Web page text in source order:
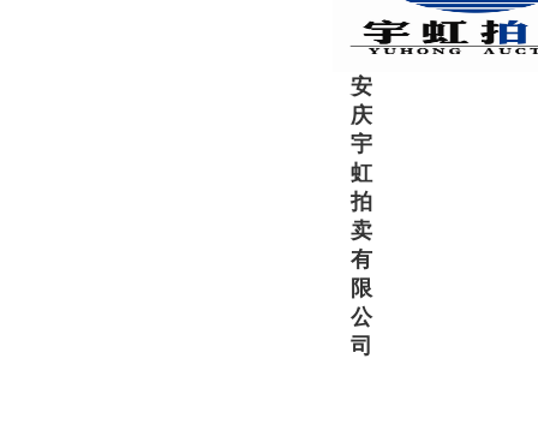
省
府
批
准，
全
国
范
围
内
综
合
安
庆
宇
虹
拍
卖
有
限
公
司